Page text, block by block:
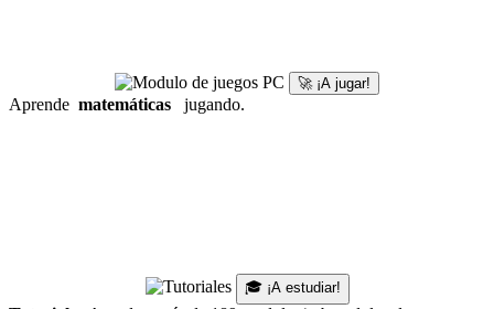
🚀 ¡A jugar!
Aprende matemáticas jugando.
🎓 ¡A estudiar!